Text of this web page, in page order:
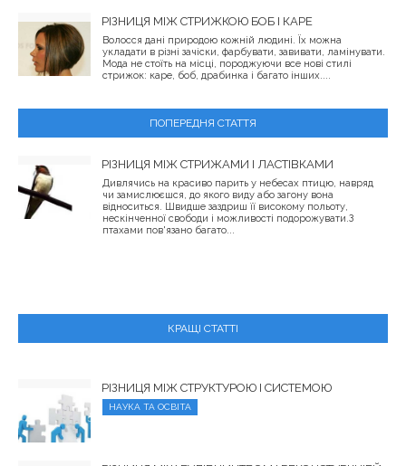
РІЗНИЦЯ МІЖ СТРИЖКОЮ БОБ І КАРЕ
Волосся дані природою кожній людині. Їх можна
укладати в різні зачіски, фарбувати, завивати, ламінувати.
Мода не стоїть на місці, породжуючи все нові стилі
стрижок: каре, боб, драбинка і багато інших....
ПОПЕРЕДНЯ СТАТТЯ
РІЗНИЦЯ МІЖ СТРИЖАМИ І ЛАСТІВКАМИ
Дивлячись на красиво парить у небесах птицю, навряд
чи замислюєшся, до якого виду або загону вона
відноситься. Швидше заздриш її високому польоту,
нескінченної свободи і можливості подорожувати.З
птахами пов'язано багато...
КРАЩІ СТАТТІ
РІЗНИЦЯ МІЖ СТРУКТУРОЮ І СИСТЕМОЮ
НАУКА ТА ОСВІТА